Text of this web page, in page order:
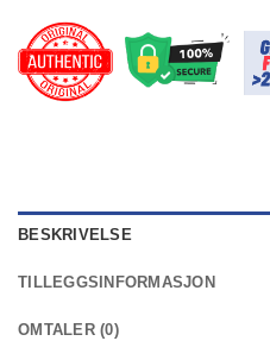
BESKRIVELSE
TILLEGGSINFORMASJON
OMTALER (0)